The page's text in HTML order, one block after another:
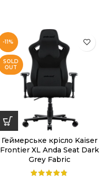
-11%
SOLD
OUT
Геймерське крісло Kaiser
Frontier XL Anda Seat Dark
Grey Fabric